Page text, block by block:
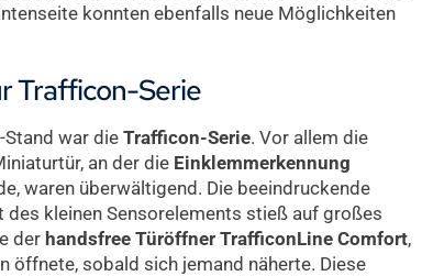
konnten ebenfalls neue Möglichkeiten
Trafficon-Serie
war die Trafficon-Serie. Vor allem die
an der die Einklemmerkennung
waren überwältigend. Die beeindruckende
kleinen Sensorelements stieß auf großes
derhandsfree Türöffner TrafficonLine Comfort,
öffnete, sobald sich jemand näherte. Diese